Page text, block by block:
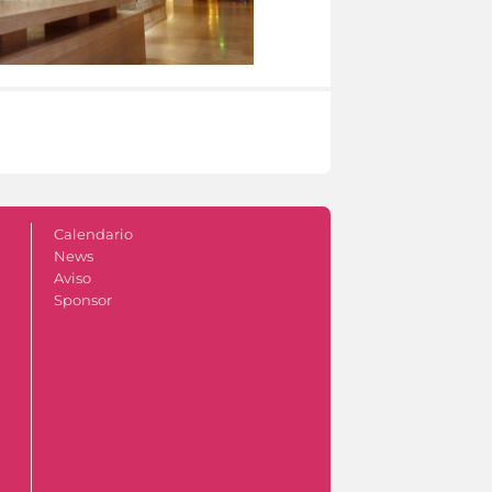
Calendario
News
Aviso
Sponsor